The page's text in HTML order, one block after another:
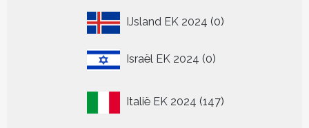
IJsland EK 2024 00
Israël EK 2024 00
Italië EK 2024 147
producten